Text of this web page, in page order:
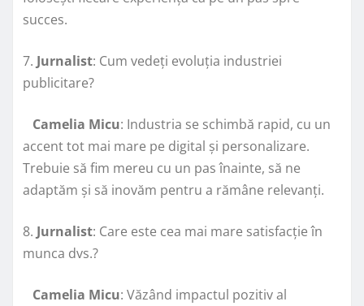
succes.
7. Jurnalist: Cum vedeți evoluția industriei
publicitare?
Camelia Micu: Industria se schimbă rapid, cu un
accent tot mai mare pe digital și personalizare.
Trebuie să fim mereu cu un pas înainte, să ne
adaptăm și să inovăm pentru a rămâne relevanți.
8. Jurnalist: Care este cea mai mare satisfacție în
munca dvs.?
Camelia Micu: Văzând impactul pozitiv al